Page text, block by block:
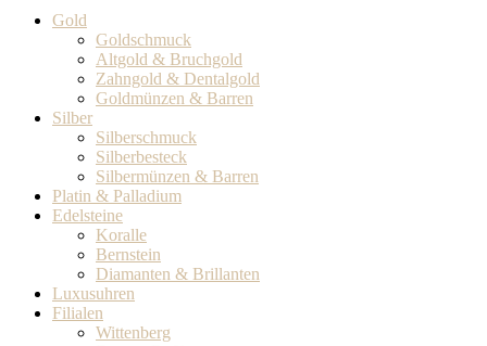
Gold
Goldschmuck
Altgold & Bruchgold
Zahngold & Dentalgold
Goldmünzen & Barren
Silber
Silberschmuck
Silberbesteck
Silbermünzen & Barren
Platin & Palladium
Edelsteine
Koralle
Bernstein
Diamanten & Brillanten‎
Luxusuhren
Filialen
Wittenberg